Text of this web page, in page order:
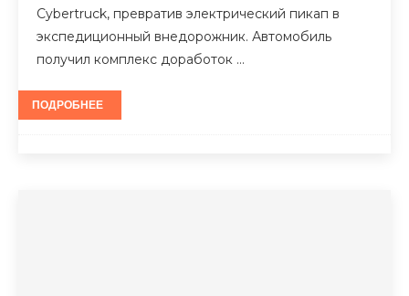
Cybertruck, превратив электрический пикап в
экспедиционный внедорожник. Автомобиль
получил комплекс доработок …
ПОДРОБНЕЕ